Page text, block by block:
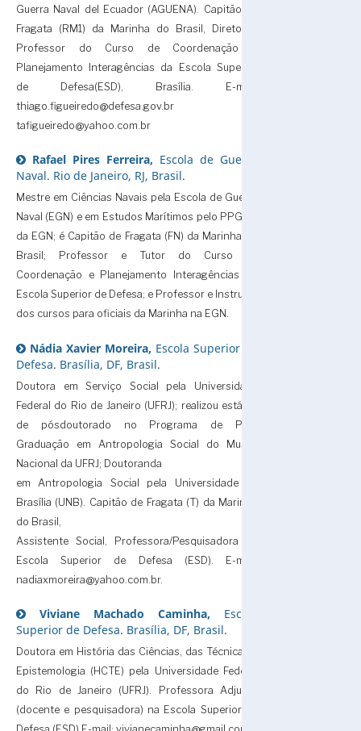
Guerra Naval del Ecuador (AGUENA). Capitão de
Fragata (RM1) da Marinha do Brasil, Diretor e
Professor do Curso de Coordenação e
Planejamento Interagências da Escola Superior
de Defesa(ESD), Brasília. E-mail
thiago.figueiredo@defesa.gov.br e
tafigueiredo@yahoo.com.br
Rafael Pires Ferreira, Escola de Guerra
Naval. Rio de Janeiro, RJ, Brasil.
Mestre em Ciências Navais pela Escola de Guerra
Naval (EGN) e em Estudos Marítimos pelo PPGEM
da EGN; é Capitão de Fragata (FN) da Marinha do
Brasil; Professor e Tutor do Curso de
Coordenação e Planejamento Interagências da
Escola Superior de Defesa; e Professor e Instrutor
dos cursos para oficiais da Marinha na EGN.
Nádia Xavier Moreira, Escola Superior de
Defesa. Brasília, DF, Brasil.
Doutora em Serviço Social pela Universidade
Federal do Rio de Janeiro (UFRJ); realizou estágio
de pósdoutorado no Programa de Pós-
Graduação em Antropologia Social do Museu
Nacional da UFRJ; Doutoranda
em Antropologia Social pela Universidade de
Brasília (UNB). Capitão de Fragata (T) da Marinha
do Brasil,
Assistente Social, Professora/Pesquisadora da
Escola Superior de Defesa (ESD). E-mail:
nadiaxmoreira@yahoo.com.br.
Viviane Machado Caminha, Escola
Superior de Defesa. Brasília, DF, Brasil.
Doutora em História das Ciências, das Técnicas e
Epistemologia (HCTE) pela Universidade Federal
do Rio de Janeiro (UFRJ). Professora Adjunta
(docente e pesquisadora) na Escola Superior de